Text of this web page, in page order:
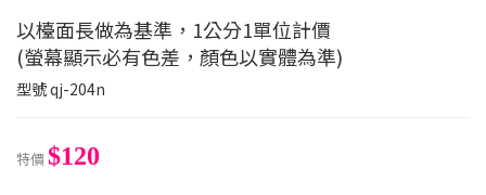
以檯面長做為基準，1公分1單位計價
(螢幕顯示必有色差，顏色以實體為準)
型號qj-204n
特價$120